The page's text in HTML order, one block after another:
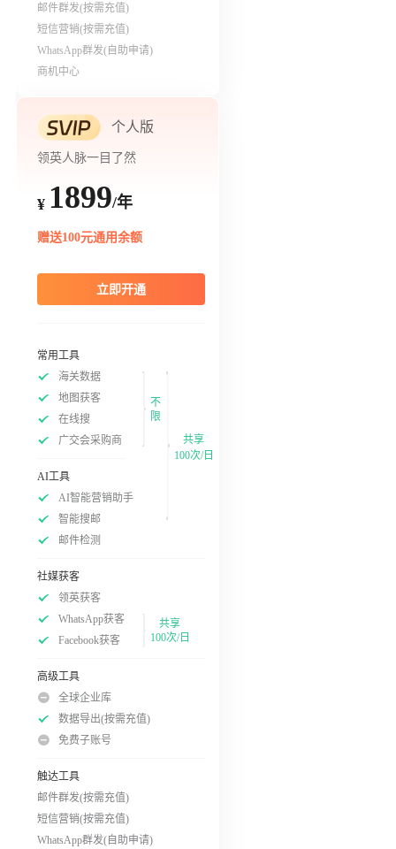
邮件群发(按需充值)
短信营销(按需充值)
WhatsApp群发(自助申请)
商机中心
个人版
领英人脉一目了然
¥ 1899/年
赠送100元通用余额
立即开通
常用工具
海关数据
地图获客
在线搜
广交会采购商
不
限
AI工具
AI智能营销助手
智能搜邮
邮件检测
社媒获客
领英获客
WhatsApp获客
Facebook获客
共享
100次/日
高级工具
全球企业库
数据导出(按需充值)
免费子账号
触达工具
邮件群发(按需充值)
短信营销(按需充值)
WhatsApp群发(自助申请)
共享
100次/日